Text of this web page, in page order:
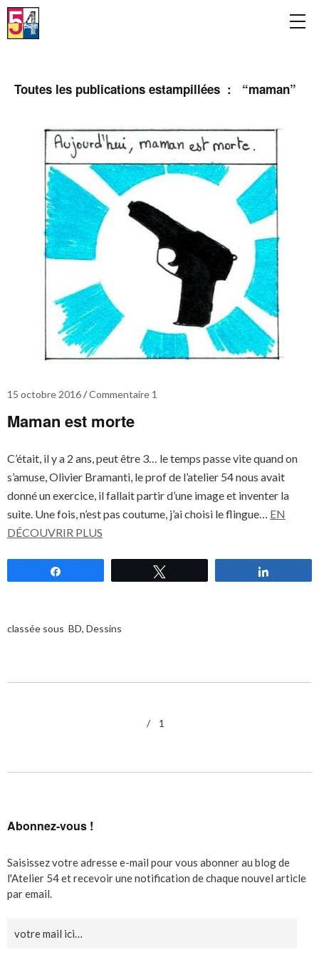
Toutes les publications estampillées : “maman”
15 octobre 2016 Commentaire 1
Maman est morte
C’était, il y a 2 ans, peut être 3… le temps passe vite quand on
s’amuse, Olivier Bramanti, le prof de l’atelier 54 nous avait
donné un exercice, il fallait partir d’une image et inventer la
suite. Une fois, n’est pas coutume, j’ai choisi le flingue… EN
DÉCOUVRIR PLUS
classée sous BD, Dessins
1
Abonnez-vous !
Saisissez votre adresse e-mail pour vous abonner au blog de
l'Atelier 54 et recevoir une notification de chaque nouvel article
par email.